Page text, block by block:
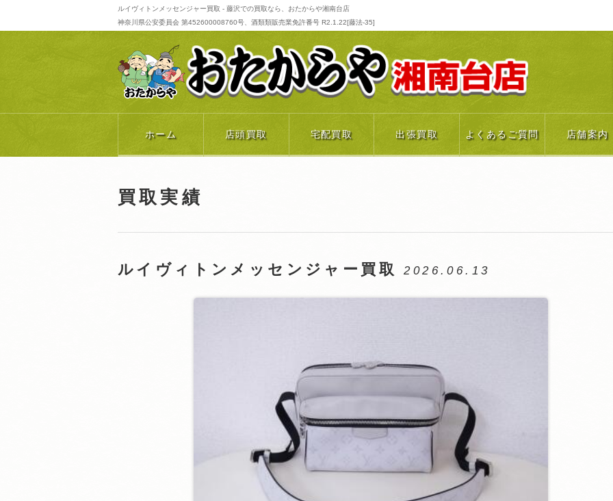
ルイヴィトンメッセンジャー買取 - 藤沢での買取なら、おたからや湘南台店
神奈川県公安委員会 第452600008760号、酒類類販売業免許番号 R2.1.22[藤法-35]
ホーム 店頭買取 宅配買取 出張買取 よくあるご質問 店舗案内
買取実績
ルイヴィトンメッセンジャー買取2026.06.13